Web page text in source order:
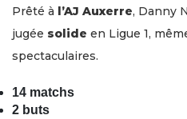
Prêté à l’AJ Auxerre, Danny
jugée solide en Ligue 1,
spectaculaires.
14 matchs
2 buts